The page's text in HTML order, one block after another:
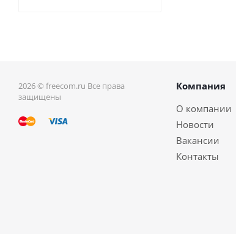
2026 © freecom.ru Все права
защищены
Компания
О компании
Новости
Вакансии
Контакты